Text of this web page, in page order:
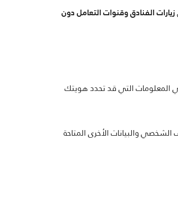
زيارات الفنادق وقنوات التعامل دون
المعلومات التي قد تحدد هويتك
والبيانات الأخرى المتاحة